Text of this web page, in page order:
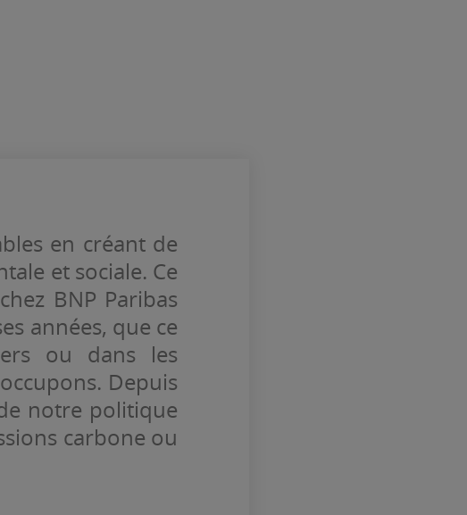
en créant de
et sociale. Ce
BNP Paribas
années, que ce
ou dans les
Depuis
notre politique
carbone ou